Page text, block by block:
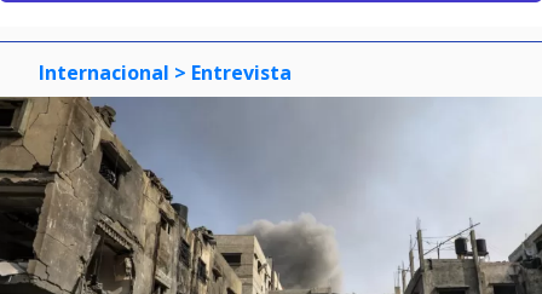
Internacional > Entrevista